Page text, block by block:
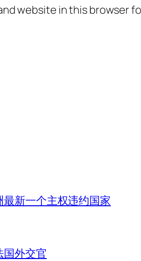
website in this browser
新一个主权违约国家
国外交官